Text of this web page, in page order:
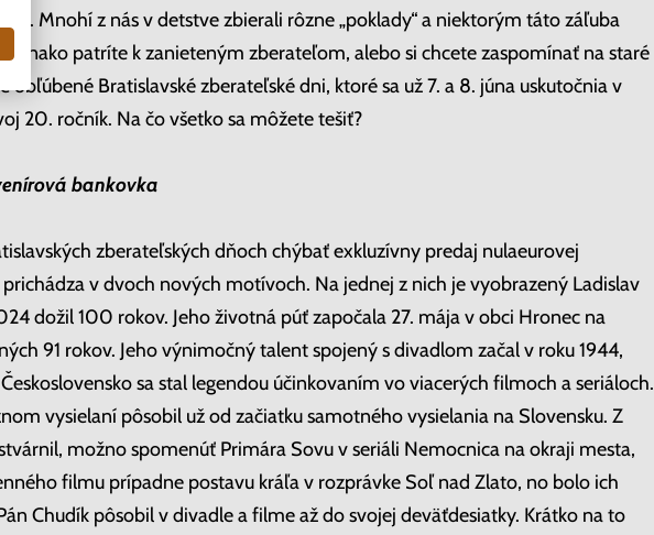
Mnohí z nás v detstve zbierali rôzne „poklady“ a niektorým táto záľuba
rovnako patríte k zanieteným zberateľom, alebo si chcete zaspomínať na staré
obľúbené Bratislavské zberateľské dni, ktoré sa už 7. a 8. júna uskutočnia v
20. ročník. Na čo všetko sa môžete tešiť?
bankovka
zberateľských dňoch chýbať exkluzívny predaj nulaeurovej
v dvoch nových motívoch. Na jednej z nich je vyobrazený Ladislav
dožil 100 rokov. Jeho životná púť započala 27. mája v obci Hronec na
91 rokov. Jeho výnimočný talent spojený s divadlom začal v roku 1944,
sa stal legendou účinkovaním vo viacerých filmoch a seriáloch.
vysielaní pôsobil už od začiatku samotného vysielania na Slovensku. Z
možno spomenúť Primára Sovu v seriáli Nemocnica na okraji mesta,
filmu prípadne postavu kráľa v rozprávke Soľ nad Zlato, no bolo ich
Chudík pôsobil v divadle a filme až do svojej deväťdesiatky. Krátko na to